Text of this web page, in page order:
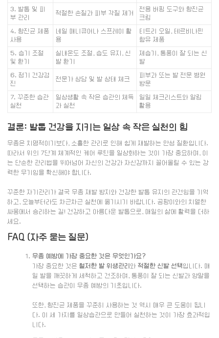
3. 발톱 및 피
부 관리
적절한 손질과 피부 각질 제거
전용 버핑 도구와 항진균
크림
4. 항진균 제품
사용
네일 매니큐어나 스프레이 활
용
티트리 오일, 테르비나핀
함유 제품
5. 습기 조절
및 환기
실내온도 조절, 습도 유지, 신
발 환기
제습기, 통풍이 잘 되는 신
발
6. 정기 건강검
진
전문가 상담 및 발 상태 체크
피부과 또는 발 전문 병원
방문
7. 꾸준한 습관
실천
일상생활 속 작은 습관의 체득
과 실천
일일 체크리스트와 알림
활용
결론: 발톱 건강을 지키는 일상 속 작은 실천의 힘
무좀은 치명적이기보다, 소홀한 관리로 인해 쉽게 재발하는 만성 질환입니다.
따라서 위의 7단계 체계적인 케어 루틴을 일상화하는 것이 가장 중요하며, 이
는 단순한 관리법을 뛰어넘어 자신의 건강과 자신감까지 끌어올릴 수 있는 강
력한 무기임을 확신해야 합니다.
꾸준한 자기관리가 결국 무좀 재발 방지와 건강한 발톱 유지의 관건임을 기억
하고, 오늘부터라도 차근차근 실천에 옮기시기 바랍니다. 곰팡이와의 치열한
싸움에서 승리하는 길! 건강하고 아름다운 발톱으로, 매일의 삶에 활력을 더하
세요.
FAQ (자주 묻는 질문)
무좀 예방에 가장 중요한 것은 무엇인가요?
가장 중요한 것은 철저한 발 위생관리 와 적절한 신발 선택입니다. 매
일 발을 깨끗하게 세척하고 건조하며, 통풍이 잘 되는 신발과 양말을
선택하는 습관이 무좀 예방의 기초입니다.
또한, 항진균 제품을 꾸준히 사용하는 것 역시 매우 큰 도움이 됩니
다. 이 세 가지를 일상습관으로 만들어 실천하는 것이 가장 효과적입
니다.